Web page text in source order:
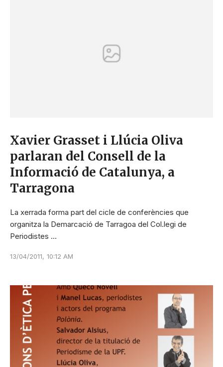
Xavier Grasset i Llúcia Oliva
parlaran del Consell de la
Informació de Catalunya, a
Tarragona
La xerrada forma part del cicle de conferències que
organitza la Demarcació de Tarragoa del Col.legi de
Periodistes …
13/04/2011, 10:12 AM